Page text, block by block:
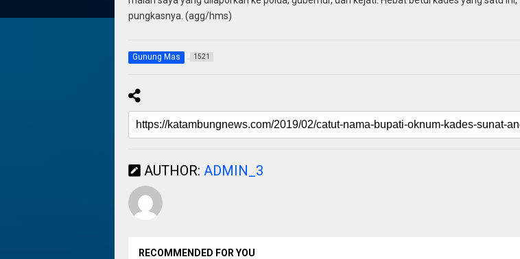
pungkasnya. (agg/hms)
Gunung Mas 1521
AUTHOR: ADMIN_3
RECOMMENDED FOR YOU